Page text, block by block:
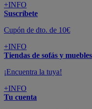
+INFO
Suscríbete
Cupón de dto. de 10€
+INFO
Tiendas de sofás y muebles
¡Encuentra la tuya!
+INFO
Tu cuenta